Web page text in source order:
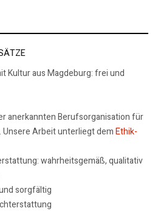
Kultur aus Magdeburg: frei und
anerkannten Berufsorganisation für
Arbeit unterliegt demEthik-
wahrheitsgemäß, qualitativ
sorgfältig